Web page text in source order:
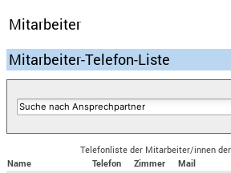
Mitarbeiter
Mitarbeiter-Telefon-Liste
Telefonliste der Mitarbeiter/innen
Name
Telefon Zimmer
Mail